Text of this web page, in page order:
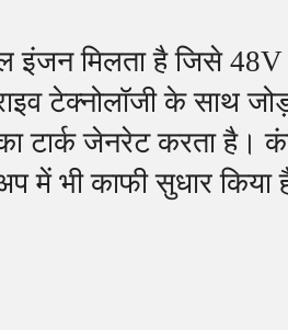
मिलता है जिसे 48V
टेक्नोलॉजी के साथ
टार्क जेनरेट करता है।
में भी काफी सुधार किया